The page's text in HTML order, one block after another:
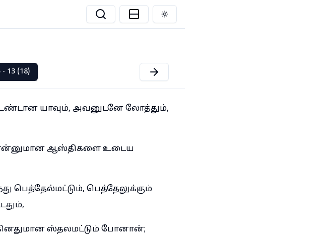
Toggle theme
(18)
யாவும், அவனுடனே லோத்தும்,
ஆஸ்திகளை உடைய
பெத்தேல்மட்டும், பெத்தேலுக்கும்
ஸ்தலமட்டும் போனான்;